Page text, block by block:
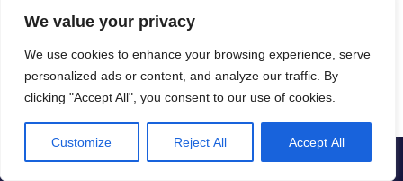
We value your privacy
We use cookies to enhance your browsing experience, serve
personalized ads or content, and analyze our traffic. By
clicking "Accept All", you consent to our use of cookies.
Customize Reject All Accept All